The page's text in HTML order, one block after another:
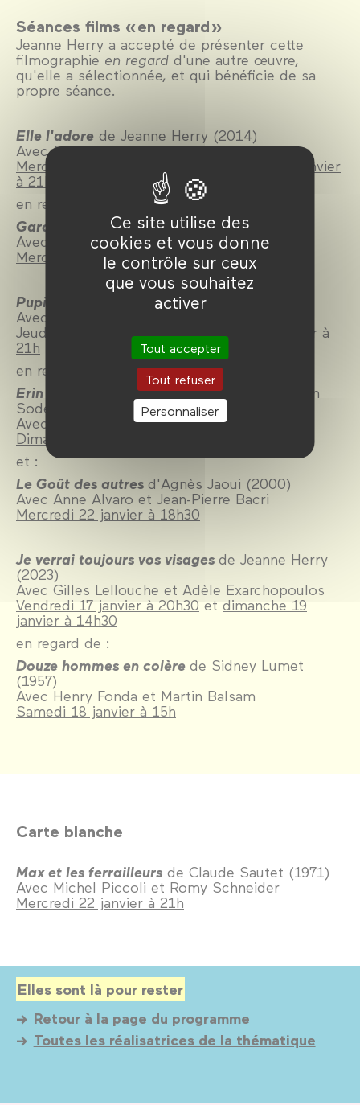
Ce site utilise des
cookies et vous donne
le contrôle sur ceux
que vous souhaitez
activer
Tout accepter
Tout refuser
Personnaliser
Séances films « en regard »
Jeanne Herry a accepté de présenter cette
filmographie en regard d'une autre œuvre,
qu'elle a sélectionnée, et qui bénéficie de sa
propre séance.
Elle l'adore de Jeanne Herry (2014)
Avec Sandrine Kiberlain et Laurent Lafitte
Mercredi 15 janvier à 20h30
samedi 18 janvier
à 21h
en regard de :
Garde à vue
de Claude Miller (1981)
Avec Lino Ventura et Michel Serrault
Mercredi 15 janvier à 18h30
Pupille
de Jeanne Herry (2018)
Avec Gilles Lellouche et Élodie Bouchez
Jeudi 16 janvier à 21hetdimanche 19 janvier à
21h
en regard de :
Erin Brockovich, seule contre tous
de Steven
Soderbergh (2000)
Avec Julia Roberts et Albert Finney
Dimanche 19 janvier à 17h30
et :
Le Goût des autres d'Agnès Jaoui (2000)
Avec Anne Alvaro et Jean-Pierre Bacri
Mercredi 22 janvier à 18h30
Je verrai toujours vos visages de Jeanne Herry
(2023)
Avec Gilles Lellouche et Adèle Exarchopoulos
Vendredi 17 janvier à 20h30 et dimanche 19
janvier à 14h30
en regard de :
Douze hommes en colère de Sidney Lumet
(1957)
Avec Henry Fonda et Martin Balsam
Samedi 18 janvier à 15h
Carte blanche
Max et les ferrailleurs de Claude Sautet (1971)
Avec Michel Piccoli et Romy Schneider
Mercredi 22 janvier à 21h
Elles sont là pour rester
Retour à la page du programme
Toutes les réalisatrices de la thématique